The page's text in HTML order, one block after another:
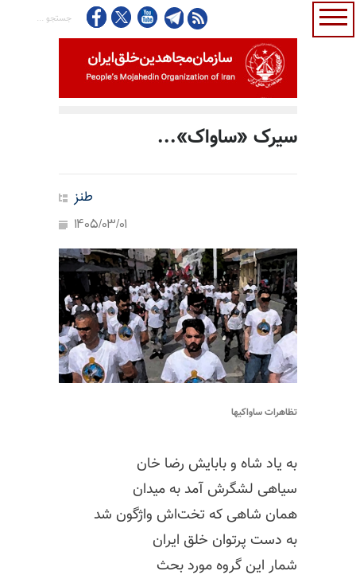
سیرک «ساواک»...
طنز
1405/03/01
تظاهرات ساواکیها
به یاد شاه و بابایش رضا خان
سیاهی لشگرش آمد به میدان
همان شاهی که تخت‌اش واژگون شد
به دست پرتوان خلق ایران
شمار این گروه مورد بحث